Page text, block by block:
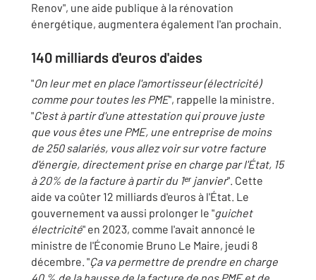
Renov", une aide publique à la rénovation
énergétique, augmentera également l'an prochain.
140 milliards d'euros d'aides
"On leur met en place l'amortisseur (électricité)
comme pour toutes les PME", rappelle la ministre.
"C'est à partir d'une attestation qui prouve juste
que vous êtes une PME, une entreprise de moins
de 250 salariés, vous allez voir sur votre facture
d'énergie, directement prise en charge par l'État, 15
à 20% de la facture à partir du 1ᵉʳ janvier". Cette
aide va coûter 12 milliards d'euros à l'État. Le
gouvernement va aussi prolonger le "guichet
électricité" en 2023, comme l'avait annoncé le
ministre de l'Économie Bruno Le Maire, jeudi 8
décembre. "Ça va permettre de prendre en charge